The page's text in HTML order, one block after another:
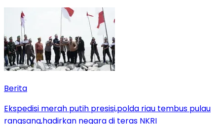
Berita
Ekspedisi merah putih presisi,polda riau tembus pulau
rangsang,hadirkan negara di teras NKRI